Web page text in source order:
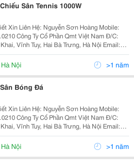
Sân Tennis 1000W
Nguyễn Sơn Hoàng Mobile:
Việt Nam Đ/C:
Vĩnh Tuy, Hai Bà Trưng, Hà Nội Email:
Xin Cảm Ơn ! Trang
Hà Nội >1 năm
Bóng Đá
Nguyễn Sơn Hoàng Mobile:
Việt Nam Đ/C:
Vĩnh Tuy, Hai Bà Trưng, Hà Nội Email:
Xin Cảm Ơn ! Trang
Ty: Qmtvn.com
Hà Nội >1 năm